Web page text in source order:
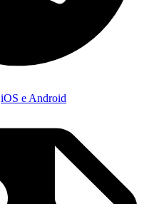
iOS e Android